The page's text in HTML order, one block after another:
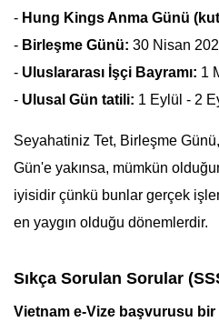
- Hung Kings Anma Günü
- Birleşme Günü: 30 Nisan
- Uluslararası İşçi Bayramı: 1
- Ulusal Gün tatili: 1 Eylül - 2
Seyahatiniz Tet, Birleşme
Gün'e yakınsa, mümkün
iyisidir çünkü bunlar gerçek
en yaygın olduğu dönemlerdir.
Sıkça Sorulan Sorular
Vietnam e-Vize başvurusu